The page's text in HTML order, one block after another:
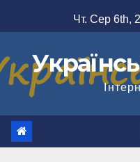
до
Чт. Сер 6th,